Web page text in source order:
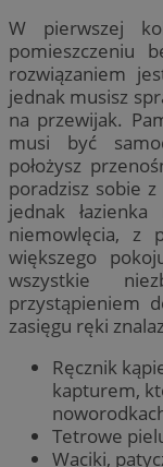
W pierwszej
pomieszczeniu
rozwiązaniem
jednak musisz
na przewijak.
musi być
położysz
poradzisz sobie
jednak
niemowlęcia, z
większego
wszystkie
przystąpieniem
zasięgu ręki
Ręcznik
kapturem,
Tetrowe
Waciki,